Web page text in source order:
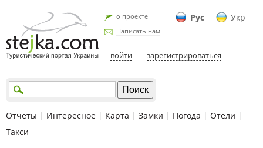
Рус Укр
о проекте
Написать нам
войти зарегистрироваться
Отчеты | Интересное | Карта | Замки | Погода | Отели |
Такси